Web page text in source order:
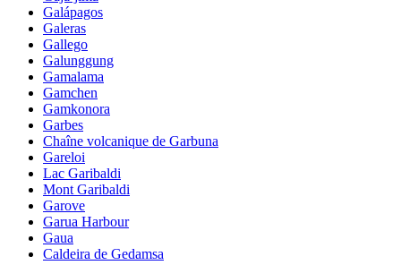
Galápagos
Galeras
Gallego
Galunggung
Gamalama
Gamchen
Gamkonora
Garbes
Chaîne volcanique de Garbuna
Gareloi
Lac Garibaldi
Mont Garibaldi
Garove
Garua Harbour
Gaua
Caldeira de Gedamsa